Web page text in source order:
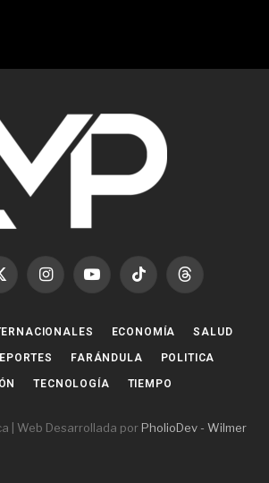
InstagramYouTubeTikTok Threads
ECONOMÍA SALUD
FARÁNDULA POLITICA
TECNOLOGÍA TIEMPO
| Web Desarrollada por PholioDev - Wilmer